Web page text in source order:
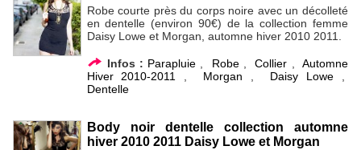
Robe courte près du corps noire avec un décolleté
en dentelle (environ 90€) de la collection femme
Daisy Lowe et Morgan, automne hiver 2010 2011.
Infos : Parapluie Robe,Collier ,Automne
Hiver 2010-2011
Morgan Daisy Lowe
Dentelle
Body noir dentelle collection automne
hiver 2010 2011 Daisy Lowe et Morgan